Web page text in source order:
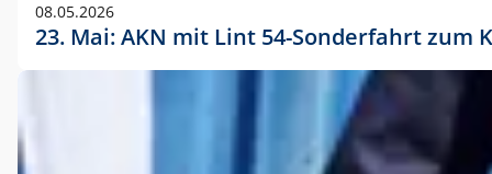
08.05.2026
23. Mai: AKN mit Lint 54-Sonderfahrt